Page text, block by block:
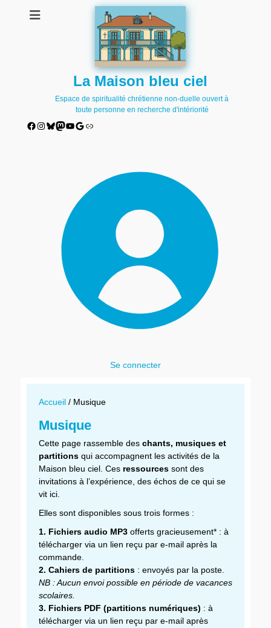
La Maison bleu ciel
Espace de spiritualité chrétienne non-duelle ouvert à
toute personne en recherche d'intériorité
Facebook
Instagram
Bluesky
Mastodon
YouTube
Google
Lien
Se connecter
Accueil / Musique
Musique
Cette page rassemble des chants, musiques et
partitions qui accompagnent les activités de la
Maison bleu ciel. Ces ressources sont des
invitations à l’expérience, des échos de ce qui se
vit ici.
Elles sont disponibles sous trois formes :
1. Fichiers audio MP3 offerts gracieusement* : à
télécharger via un lien reçu par e-mail après la
commande.
2. Cahiers de partitions : envoyés par la poste.
NB : Aucun envoi possible en période de vacances
scolaires.
3. Fichiers PDF (partitions numériques) : à
télécharger via un lien reçu par e-mail après